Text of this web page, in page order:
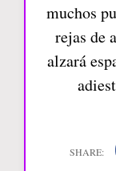
muchos
rejas de
alzará